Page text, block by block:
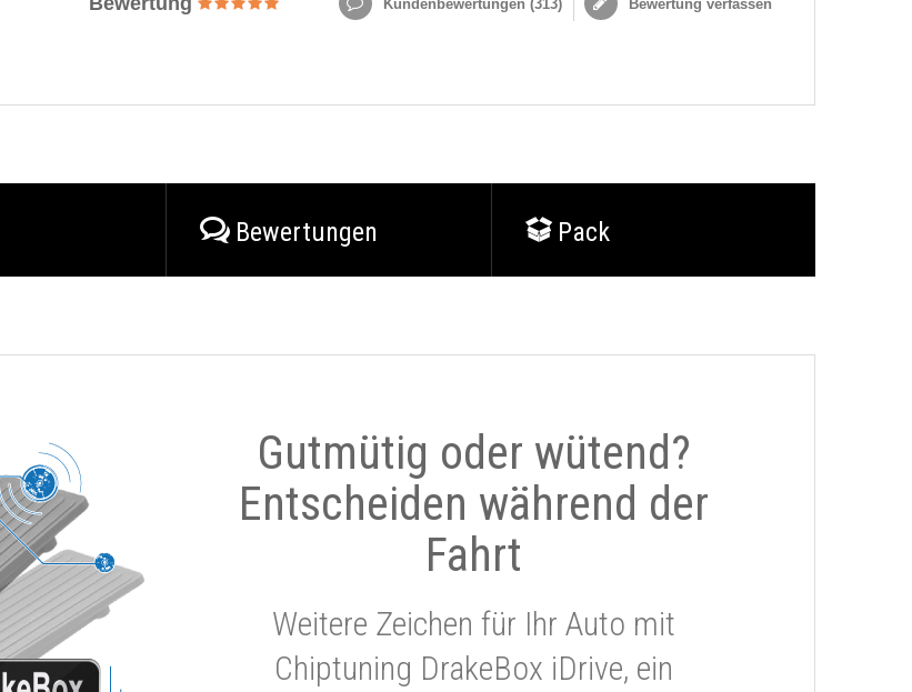
Kundenbewertungen (313) Bewertung verfassen
Bewertungen Pack
Gutmütig oder wütend?
Entscheiden während der
Fahrt
Weitere Zeichen für Ihr Auto mit
Chiptuning DrakeBox iDrive, ein